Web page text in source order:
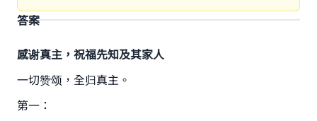
答案
感谢真主，祝福先知及其家人
一切赞颂，全归真主。
第一：